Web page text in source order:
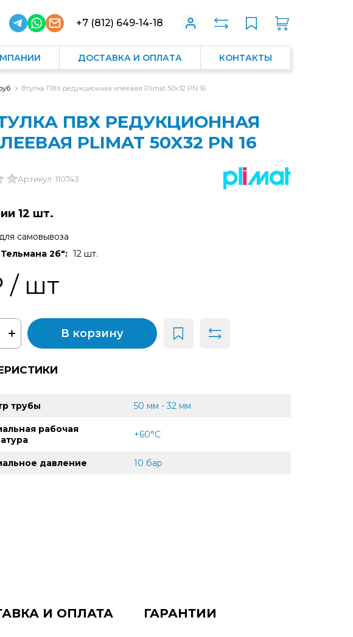
+7 (812) 649-14-18
ДОСТАВКА И ОПЛАТА КОНТАКТЫ
Втулка ПВХ редукционная клеевая Plimat 50x32 PN 16
ПВХ РЕДУКЦИОННАЯ
PLIMAT 50X32 PN 16
Артикул: 110743
12 шт.
самовывоза
2б": 12 шт.
/ шт
В корзину
трубы 50 мм - 32 мм
рабочая
+60°С
давление 10 бар
И ОПЛАТА ГАРАНТИИ